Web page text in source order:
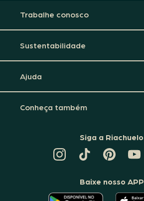
Trabalhe conosco
Sustentabilidade
Ajuda
Conheça também
Siga a Riachuelo
TIKTOK
DA
PINTEREST
DA
DA
Baixe nosso APP
O